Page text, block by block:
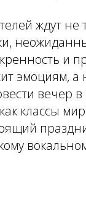
ждут
и
эмоциям,
вечер
классы